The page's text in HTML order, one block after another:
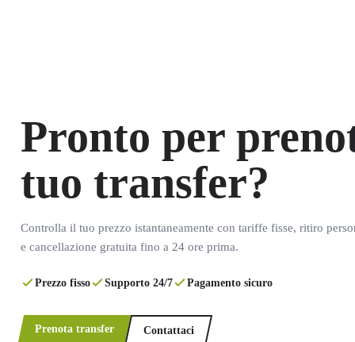
Pronto per
tuo transfer?
Controlla il tuo prezzo istantaneamente con tariffe fisse, ritiro
e cancellazione gratuita fino a 24 ore prima.
Prezzo fisso Supporto 24/7 Pagamento sicuro
Prenota transfer Contattaci